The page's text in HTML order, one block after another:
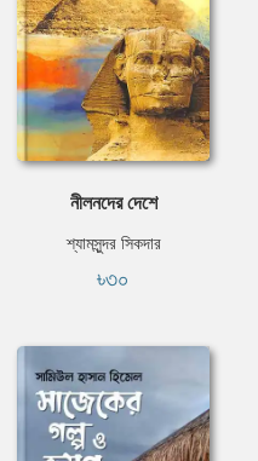
নীলনদের দেশে
শ্যামসুন্দর সিকদার
৳৩০